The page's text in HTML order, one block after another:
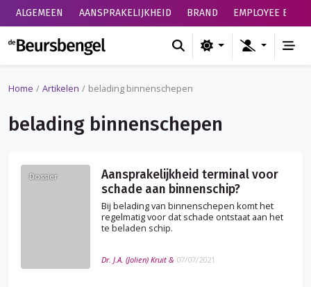
ALGEMEEN AANSPRAKELIJKHEID BRAND EMPLOYEE
de Beursbengel
Home Artikelen belading binnenschepen
belading binnenschepen
Dossier
Aansprakelijkheid terminal voor
schade aan binnenschip?
Bij belading van binnenschepen komt het
regelmatig voor dat schade ontstaat aan het
te beladen schip.
Dr. J.A. (Jolien) Kruit & 07/07/2021